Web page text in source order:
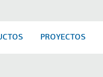
PROYECTOS